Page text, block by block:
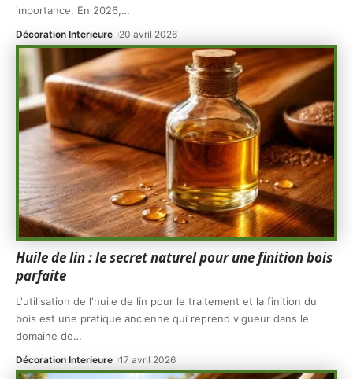
importance. En 2026,…
Décoration Interieure 20 avril 2026
Huile de lin : le secret naturel pour une finition bois
parfaite
L'utilisation de l'huile de lin pour le traitement et la finition du
bois est une pratique ancienne qui reprend vigueur dans le
domaine de…
Décoration Interieure 17 avril 2026